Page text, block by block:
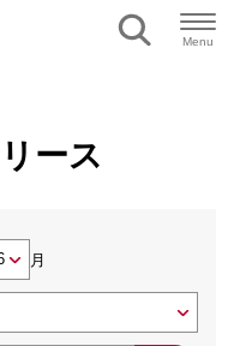
Menu
ース
月